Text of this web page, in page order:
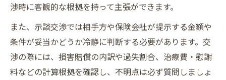
渉時に客観的な根拠を持って主張ができます。
また、示談交渉では相手方や保険会社が提示する金額や
条件が妥当かどうか冷静に判断する必要があります。交
渉の際には、損害賠償の内訳や過失割合、治療費・慰謝
料などの計算根拠を確認し、不明点は必ず質問しましょ